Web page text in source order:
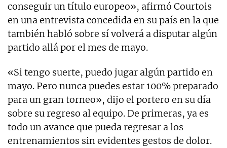
conseguir un título europeo», afirmó Courtois
en una entrevista concedida en su país en la que
también habló sobre sí volverá a disputar algún
partido allá por el mes de mayo.
«Si tengo suerte, puedo jugar algún partido en
mayo. Pero nunca puedes estar 100% preparado
para un gran torneo», dijo el portero en su día
sobre su regreso al equipo. De primeras, ya es
todo un avance que pueda regresar a los
entrenamientos sin evidentes gestos de dolor.